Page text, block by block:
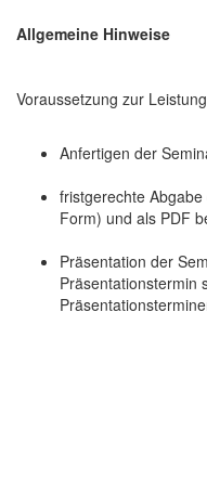
Allgemeine Hinweise
Voraussetzung zur
Anfertigen der
fristgerechte
Form) und als PDF
Präsentation der
Präsentationstermin